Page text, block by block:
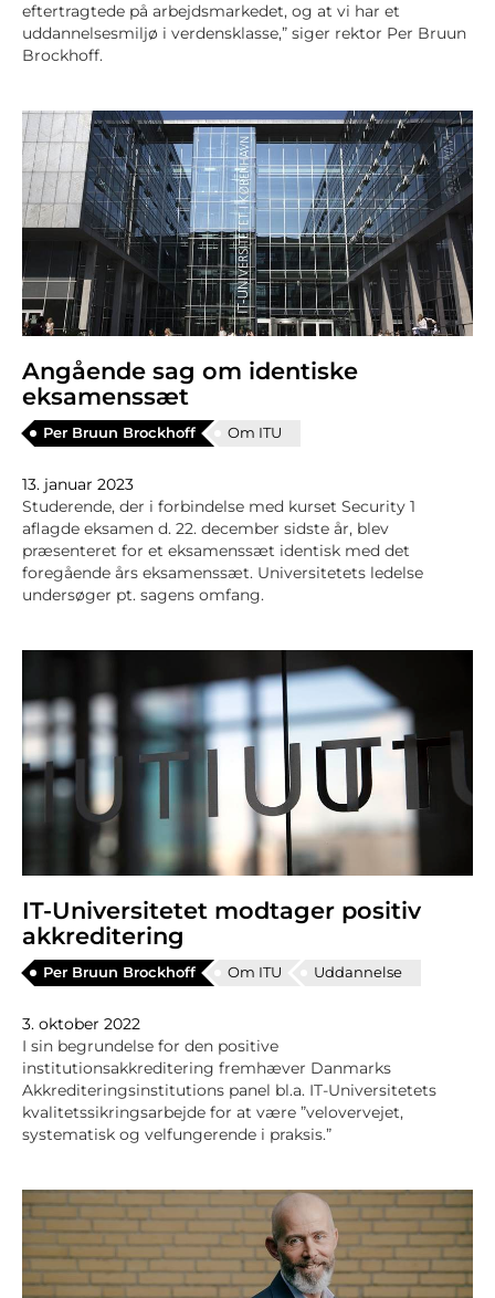
eftertragtede på arbejdsmarkedet, og at vi har et
uddannelsesmiljø i verdensklasse,” siger rektor Per Bruun
Brockhoff.
Angående sag om identiske
eksamenssæt
Per Bruun Brockhoff Om ITU
13. januar 2023
Studerende, der i forbindelse med kurset Security 1
aflagde eksamen d. 22. december sidste år, blev
præsenteret for et eksamenssæt identisk med det
foregående års eksamenssæt. Universitetets ledelse
undersøger pt. sagens omfang.
IT-Universitetet modtager positiv
akkreditering
Per Bruun Brockhoff Om ITU Uddannelse
3. oktober 2022
I sin begrundelse for den positive
institutionsakkreditering fremhæver Danmarks
Akkrediteringsinstitutions panel bl.a. IT-Universitetets
kvalitetssikringsarbejde for at være ”velovervejet,
systematisk og velfungerende i praksis.”